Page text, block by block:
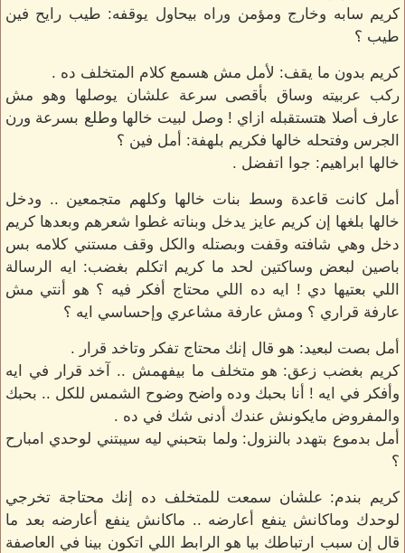
كريم سابه وخارج ومؤمن وراه بيحاول يوقفه: طيب رايح فين
طيب ؟
كريم بدون ما يقف: لأمل مش هسمع كلام المتخلف ده .
ركب عربيته وساق بأقصى سرعة علشان يوصلها وهو مش
عارف أصلا هتستقبله ازاي ! وصل لبيت خالها وطلع بسرعة ورن
الجرس وفتحله خالها فكريم بلهفة: أمل فين ؟
خالها ابراهيم: جوا اتفضل .
أمل كانت قاعدة وسط بنات خالها وكلهم متجمعين .. ودخل
خالها بلغها إن كريم عايز يدخل وبناته غطوا شعرهم وبعدها كريم
دخل وهي شافته وقفت وبصتله والكل وقف مستني كلامه بس
باصين لبعض وساكتين لحد ما كريم اتكلم بغضب: ايه الرسالة
اللي بعتيها دي ! ايه ده اللي محتاج أفكر فيه ؟ هو أنتي مش
عارفة قراري ؟ ومش عارفة مشاعري وإحساسي ايه ؟
أمل بصت لبعيد: هو قال إنك محتاج تفكر وتاخد قرار .
كريم بغضب زعق: هو متخلف ما بيفهمش .. آخد قرار في ايه
وأفكر في ايه ! أنا بحبك وده واضح وضوح الشمس للكل .. بحبك
والمفروض مايكونش عندك أدنى شك في ده .
أمل بدموع بتهدد بالنزول: ولما بتحبني ليه سيبتني لوحدي امبارح
؟
كريم بندم: علشان سمعت للمتخلف ده إنك محتاجة تخرجي
لوحدك وماكانش ينفع أعارضه .. ماكانش ينفع أعارضه بعد ما
قال إن سبب ارتباطك بيا هو الرابط اللي اتكون بينا في العاصفة